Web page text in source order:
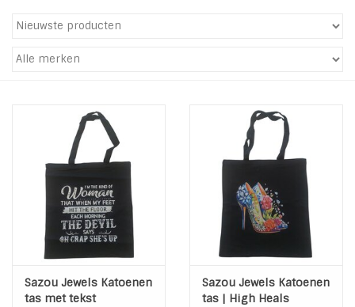
Tassen en meer
Zonnebrillen
ON THE BEACH
Charmin*s
Ohlala Jewels
Sazou Jewels Katoenen
tas met tekst
Sazou Jewels Katoenen
tas | High Heals